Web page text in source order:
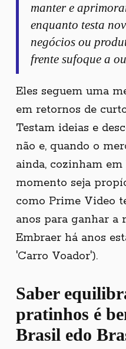
manter e
enquanto testa
negócios ou
frente sufoque a
Eles seguem uma
em retornos de
Testam ideias e
não e, quando o
ainda, cozinham
momento seja
como Prime Video
anos para ganhar a
Embraer há anos
'Carro Voador').
Saber
pratinhos é
Brasil edo